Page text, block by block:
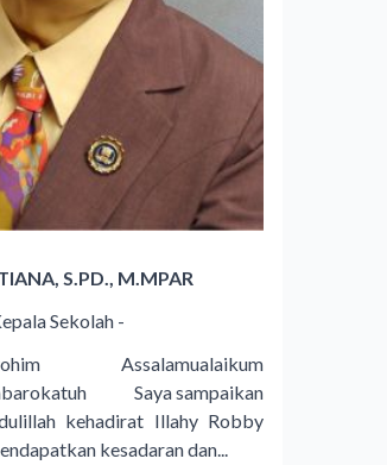
S.PD., M.MPAR
Sekolah -
Assalamualaikum
Saya sampaikan
kehadirat Illahy Robby
kesadaran dan...